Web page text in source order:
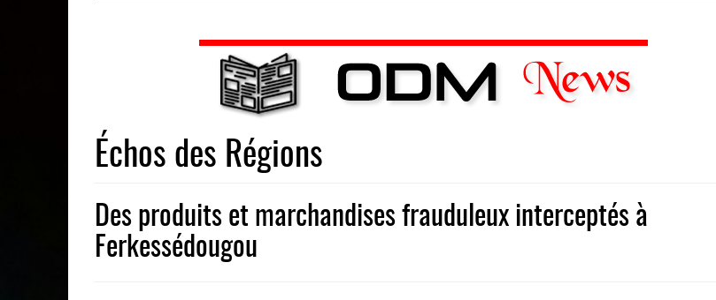
Échos des Régions
Des produits et marchandises frauduleux interceptés à
Ferkessédougou